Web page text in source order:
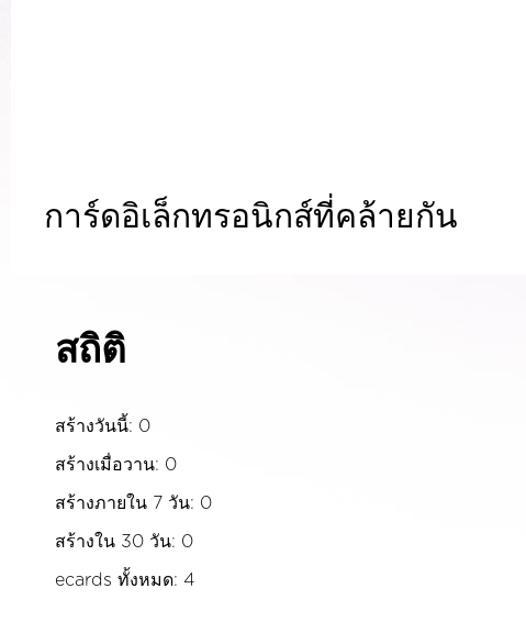
การ์ดอิเล็กทรอนิกส์ที่คล้ายกัน
สถิติ
สร้างวันนี้: 0
สร้างเมื่อวาน: 0
สร้างภายใน 7 วัน: 0
สร้างใน 30 วัน: 0
ecards ทั้งหมด: 4